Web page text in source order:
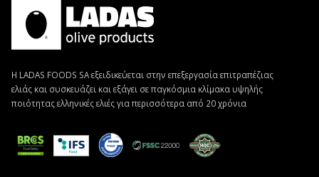
Η LADAS FOODS SA εξειδικεύεται στην επεξεργασία επιτραπέζιας
ελιάς και συσκευάζει και εξάγει σε παγκόσμια κλίμακα υψηλής
ποιότητας ελληνικές ελιές για περισσότερα από 20 χρόνια